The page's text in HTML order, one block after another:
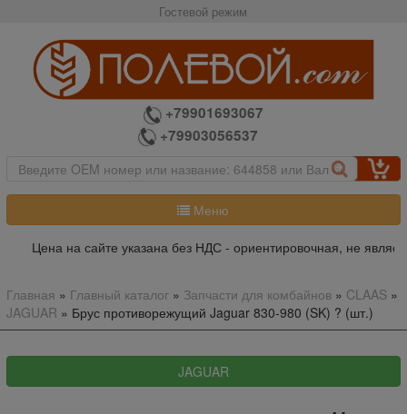
Гостевой режим
+79901693067
+79903056537
Меню
Цена на сайте указана без НДС - ориентировочная, не
Главная » Главный каталог» Запчасти для комбайнов» CLAAS»
JAGUAR » Брус противорежущий Jaguar 830-980 (SK) ? (шт.)